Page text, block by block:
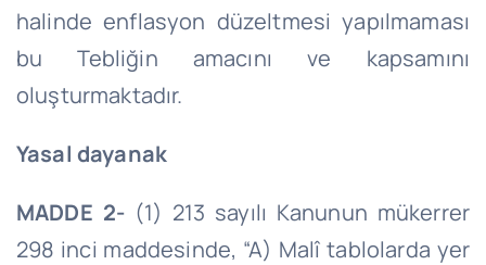
halinde enflasyon düzeltmesi yapılmaması
bu Tebliğin amacını ve kapsamını
oluşturmaktadır.
Yasal dayanak
MADDE 2- (1) 213 sayılı Kanunun mükerrer
298 inci maddesinde, “A) Malî tablolarda yer